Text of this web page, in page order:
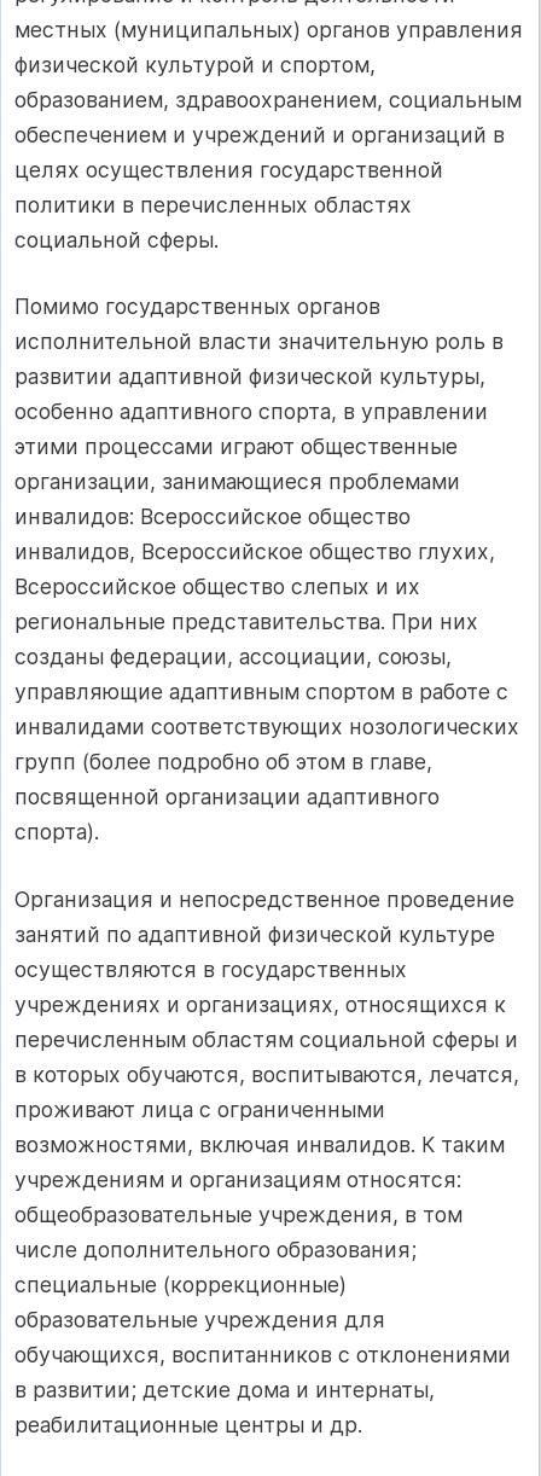
местных (муниципальных) органов управления
физической культурой и спортом,
образованием, здравоохранением, социальным
обеспечением и учреждений и организаций в
целях осуществления государственной
политики в перечисленных областях
социальной сферы.
Помимо государственных органов
исполнительной власти значительную роль в
развитии адаптивной физической культуры,
особенно адаптивного спорта, в управлении
этими процессами играют общественные
организации, занимающиеся проблемами
инвалидов: Всероссийское общество
инвалидов, Всероссийское общество глухих,
Всероссийское общество слепых и их
региональные представительства. При них
созданы федерации, ассоциации, союзы,
управляющие адаптивным спортом в работе с
инвалидами соответствующих нозологических
групп (более подробно об этом в главе,
посвященной организации адаптивного
спорта).
Организация и непосредственное проведение
занятий по адаптивной физической культуре
осуществляются в государственных
учреждениях и организациях, относящихся к
перечисленным областям социальной сферы и
в которых обучаются, воспитываются, лечатся,
проживают лица с ограниченными
возможностями, включая инвалидов. К таким
учреждениям и организациям относятся:
общеобразовательные учреждения, в том
числе дополнительного образования;
специальные (коррекционные)
образовательные учреждения для
обучающихся, воспитанников с отклонениями
в развитии; детские дома и интернаты,
реабилитационные центры и др.